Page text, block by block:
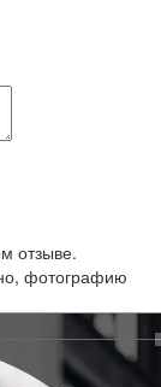
отзыве.
фотографию